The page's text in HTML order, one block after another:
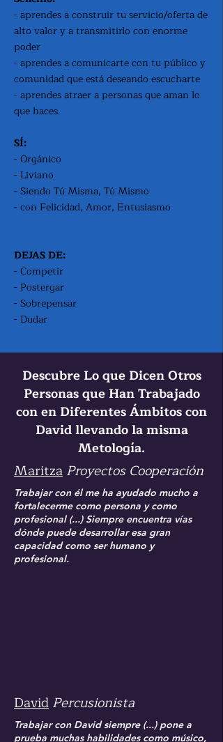
- aprendes a construir tu servicio/oferta de
alto valor y a transmitirlo con enorme
poder
- aprendes a comunicarte con tu público y
comunidad que está deseando escucharte
- aprendes atraer a personas que aman lo
que haces.
SÍ:
- Orgánico
- Liviano
- Siendo Tú Misma, Tú Mismo
- con Felicidad, Amor, Entusiasmo
DEJAS DE:
- Competir
- Postergar
- Sobrepensar
- Dudar
Descubre Lo que Dicen Otros
Personas que Han Trabajado
con en Diferentes Ámbitos con
David llevando la misma
Metología.
MaritzaProyectosCooperación
Trabajar con él me ha ayudado mucho a
fortalecerme como persona y como
profesional (...) Siempre encuentra vías
dónde puede desarrollar esa gran
capacidad como ser humano y
profesional.
DavidPercusionista
Trabajar con David siempre (...) pone a
prueba muchas habilidades como músico,